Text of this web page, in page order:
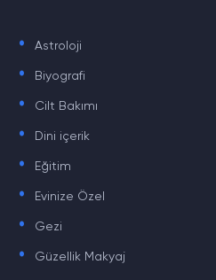
. Astroloji
. Biyografi
. Cilt Bakımı
. Dini içerik
. Eğitim
. Evinize Özel
. Gezi
. Güzellik Makyaj